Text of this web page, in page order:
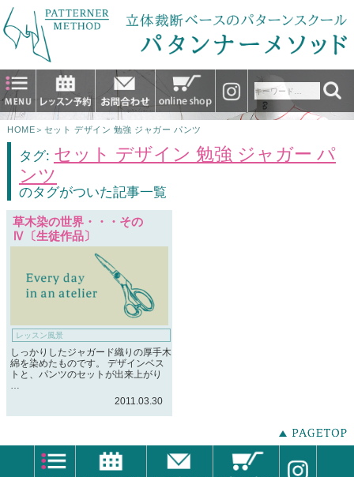
HOME ＞ セット デザイン 勉強 ジャガー パンツ
タグ: セット デザイン 勉強 ジャガー パ
ンツ
のタグがついた記事一覧
草木染の世界・・・その
Ⅳ〔生徒作品〕
レッスン風景
しっかりしたジャガード織りの厚手木
綿を染めたものです。 デザインベス
トと、パンツのセットが出来上がり
…
2011.03.30